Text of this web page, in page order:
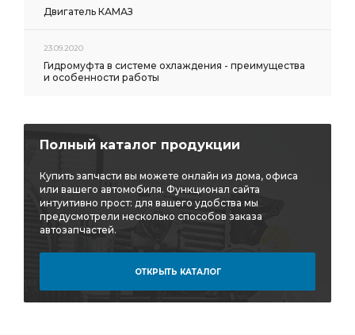
Двигатель КАМАЗ
23.09.2020
Гидромуфта в системе охлаждения - преимущества
и особенности работы
Полный каталог продукции
Купить запчасти вы можете онлайн из дома, офиса
или вашего автомобиля. Функционал сайта
интуитивно прост: для вашего удобства мы
предусмотрели несколько способов заказа
автозапчастей.
ОТКРЫТЬ КАТАЛОГ